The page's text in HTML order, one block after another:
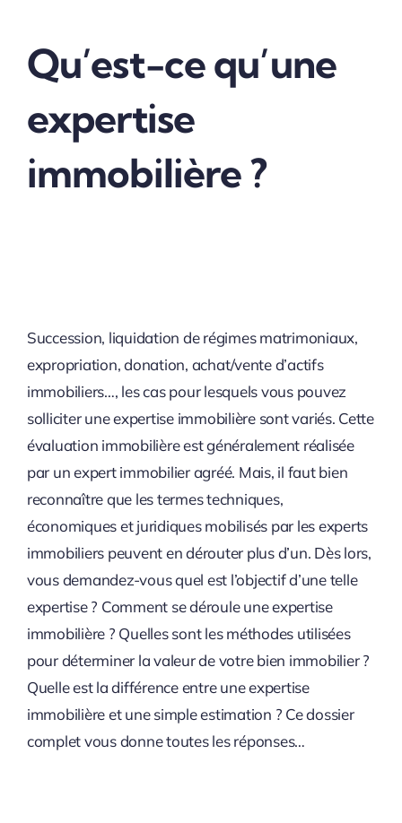
Qu’est-ce qu’une
expertise
immobilière ?
Succession, liquidation de régimes matrimoniaux,
expropriation, donation, achat/vente d’actifs
immobiliers…, les cas pour lesquels vous pouvez
solliciter une expertise immobilière sont variés. Cette
évaluation immobilière est généralement réalisée
par un expert immobilier agréé. Mais, il faut bien
reconnaître que les termes techniques,
économiques et juridiques mobilisés par les experts
immobiliers peuvent en dérouter plus d’un. Dès lors,
vous demandez-vous quel est l’objectif d’une telle
expertise ? Comment se déroule une expertise
immobilière ? Quelles sont les méthodes utilisées
pour déterminer la valeur de votre bien immobilier ?
Quelle est la différence entre une expertise
immobilière et une simple estimation ? Ce dossier
complet vous donne toutes les réponses…